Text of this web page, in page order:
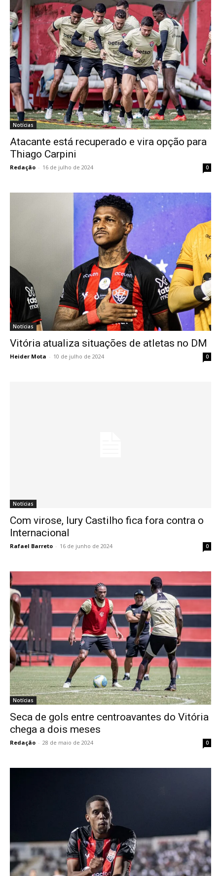
Notícias
Atacante está recuperado e vira opção para
Thiago Carpini
Redação - 16 de julho de 2024 0
Notícias
Vitória atualiza situações de atletas no DM
Heider Mota - 10 de julho de 2024 0
Notícias
Com virose, Iury Castilho fica fora contra o
Internacional
Rafael Barreto - 16 de junho de 2024 0
Notícias
Seca de gols entre centroavantes do Vitória
chega a dois meses
Redação - 28 de maio de 2024 0